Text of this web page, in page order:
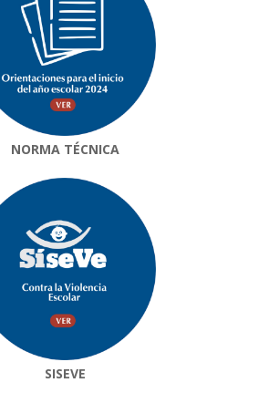
NORMA TÉCNICA
SISEVE